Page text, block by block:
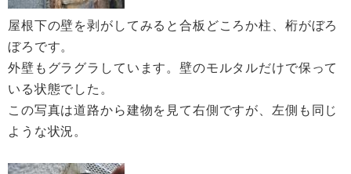
屋根下の壁を剥がしてみると合板どころか柱、桁がぼろ
ぼろです。
外壁もグラグラしています。壁のモルタルだけで保って
いる状態でした。
この写真は道路から建物を見て右側ですが、左側も同じ
ような状況。